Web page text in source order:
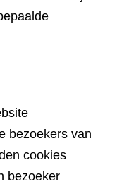
bezoekers van
cookies
bezoeker